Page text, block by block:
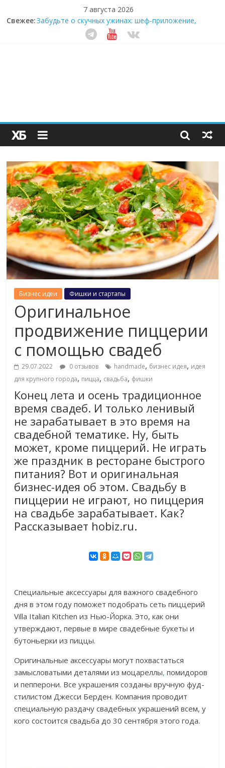
7 августа 2026
Свежее:Забудьте о скучных ужинах: шеф-приложение,
которое видит вашу еду насквозь
Небо зовёт: как бизнес на полётах дронов и
Секрет супергидратации: почему кокосовая вода с
пребиотиками становится главным трендом
здорового питания
Бизнес идеи Фишки и стартапы
Оригинальное
продвижение пиццерии
с помощью свадеб
29.07.2022 0 отзывов handmade, бизнес идея, идея
для крупного города, пицца, свадьба, фишки
Конец лета и осень традиционное
время свадеб. И только ленивый
не зарабатывает в это время на
свадебной тематике. Ну, быть
может, кроме пиццерий. Не играть
же праздник в ресторане быстрого
питания? Вот и оригинальная
бизнес-идея об этом. Свадьбу в
пиццерии не играют, но пиццерия
на свадьбе зарабатывает. Как?
Рассказывает hobiz.ru.
Специальные аксессуары для важного свадебного
дня в этом году поможет подобрать сеть пиццерий
Villa Italian Kitchen из Нью-Йорка. Это, как они
утверждают, первые в мире свадебные букеты и
бутоньерки из пиццы.
Оригинальные аксессуары могут похвастаться
замысловатыми деталями из моцареллы, помидоров
и пепперони. Все украшения созданы вручную фуд-
стилистом Джесси Берден. Компания проводит
специальную раздачу свадебных украшений всем, у
кого состоится свадьба до 30 сентября этого года.